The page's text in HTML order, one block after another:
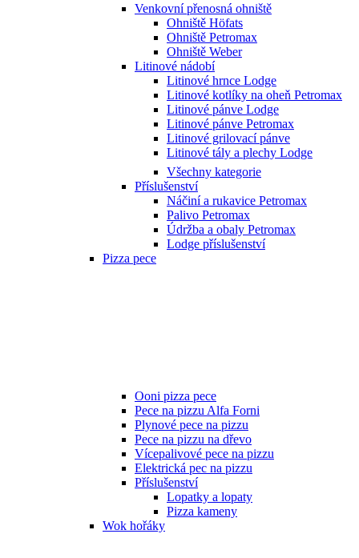
Venkovní přenosná ohniště
Ohniště Höfats
Ohniště Petromax
Ohniště Weber
Litinové nádobí
Litinové hrnce Lodge
Litinové kotlíky na oheň Petromax
Litinové pánve Lodge
Litinové pánve Petromax
Litinové grilovací pánve
Litinové tály a plechy Lodge
Všechny kategorie
Příslušenství
Náčiní a rukavice Petromax
Palivo Petromax
Údržba a obaly Petromax
Lodge příslušenství
Pizza pece
Ooni pizza pece
Pece na pizzu Alfa Forni
Plynové pece na pizzu
Pece na pizzu na dřevo
Vícepalivové pece na pizzu
Elektrická pec na pizzu
Příslušenství
Lopatky a lopaty
Pizza kameny
Wok hořáky